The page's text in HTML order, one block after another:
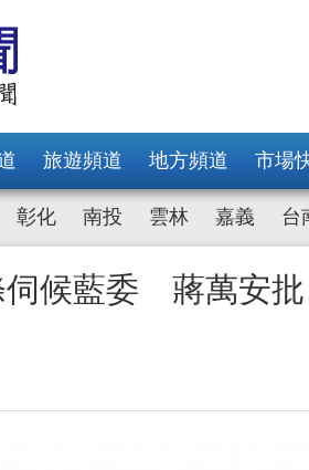
旅遊頻道 地方頻道 市場
彰化 南投 雲林 嘉義 台
候藍委 蔣萬安批